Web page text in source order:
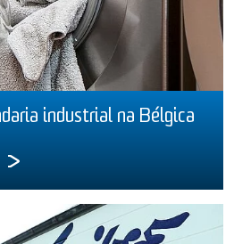
industrial na Bélgica